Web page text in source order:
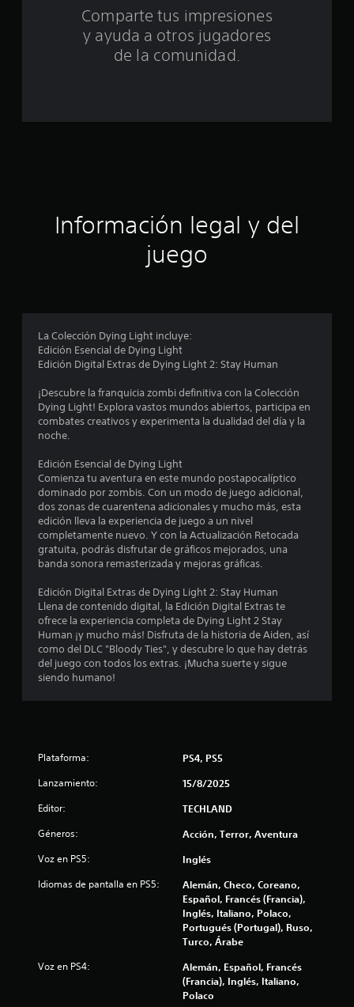
i
o
t
r
l
l
a
n
8
a
i
f
i
c
Comparte tus impresiones
y ayuda a otros jugadores
de la comunidad.
Información legal y del
juego
La Colección Dying Light incluye:
Edición Esencial de Dying Light
Edición Digital Extras de Dying Light 2: Stay Human
¡Descubre la franquicia zombi definitiva con la Colección
Dying Light! Explora vastos mundos abiertos, participa en
combates creativos y experimenta la dualidad del día y la
noche.
Edición Esencial de Dying Light
Comienza tu aventura en este mundo postapocalíptico
dominado por zombis. Con un modo de juego adicional,
dos zonas de cuarentena adicionales y mucho más, esta
edición lleva la experiencia de juego a un nivel
completamente nuevo. Y con la Actualización Retocada
gratuita, podrás disfrutar de gráficos mejorados, una
banda sonora remasterizada y mejoras gráficas.
Edición Digital Extras de Dying Light 2: Stay Human
Llena de contenido digital, la Edición Digital Extras te
ofrece la experiencia completa de Dying Light 2 Stay
Human ¡y mucho más! Disfruta de la historia de Aiden, así
como del DLC "Bloody Ties", y descubre lo que hay detrás
del juego con todos los extras. ¡Mucha suerte y sigue
siendo humano!
Plataforma: PS4, PS5
Lanzamiento: 15/8/2025
Editor: TECHLAND
Géneros: Acción, Terror, Aventura
Voz en PS5: Inglés
Idiomas de pantalla en PS5:
Alemán, Checo, Coreano,
Español, Francés (Francia),
Inglés, Italiano, Polaco,
Portugués (Portugal), Ruso,
Turco, Árabe
Voz en PS4:
Alemán, Español, Francés
(Francia), Inglés, Italiano,
Polaco